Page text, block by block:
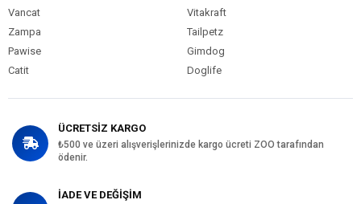
Vancat
Vitakraft
Zampa
Tailpetz
Pawise
Gimdog
Catit
Doglife
ÜCRETSİZ KARGO
₺500 ve üzeri alışverişlerinizde kargo ücreti ZOO tarafından
ödenir.
İADE VE DEĞİŞİM